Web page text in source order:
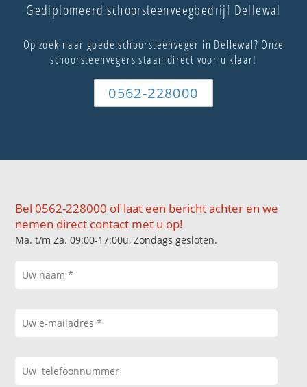
Gediplomeerd schoorsteenveegbedrijf Dellewal
Op zoek naar goede schoorsteenveger in Dellewal? Onze
schoorsteenvegers staan direct voor u klaar!
0562-228000
Bel 0562-228000 of laat een bericht achter en we
nemen direct contact met u op!
Ma. t/m Za. 09:00-17:00u, Zondags gesloten.